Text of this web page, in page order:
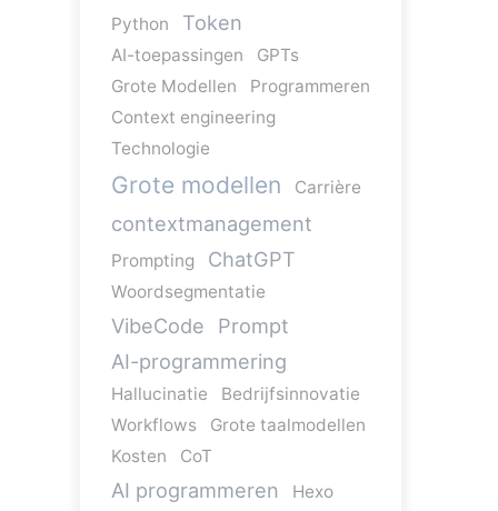
Python Token
AI-toepassingen
GPTs
Grote Modellen
Programmeren
Context engineering
Technologie
Grote modellen Carrière
contextmanagement
Prompting ChatGPT
Woordsegmentatie
VibeCode
Prompt
AI-programmering
Hallucinatie
Bedrijfsinnovatie
Workflows
Grote taalmodellen
Kosten
CoT
AI programmeren
Hexo